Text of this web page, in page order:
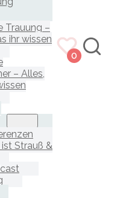
Trauung –
ihr wissen
– Alles,
ist Strauß &
0